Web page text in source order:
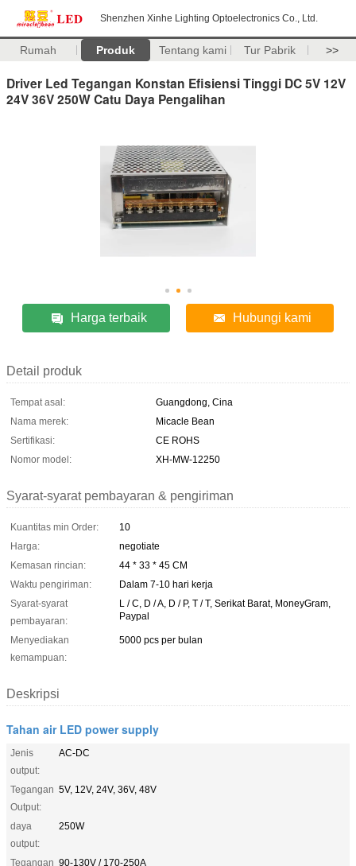
Shenzhen Xinhe Lighting Optoelectronics Co., Ltd.
Rumah Produk Tentang kami Tur Pabrik >>
Driver Led Tegangan Konstan Efisiensi Tinggi DC 5V 12V
24V 36V 250W Catu Daya Pengalihan
Harga terbaik Hubungi kami
Detail produk
Tempat asal:
Guangdong, Cina
Nama merek:
Micacle Bean
Sertifikasi:
CE ROHS
Nomor model:
XH-MW-12250
Syarat-syarat pembayaran & pengiriman
Kuantitas min Order:
10
Harga:
negotiate
Kemasan rincian:
44 * 33 * 45 CM
Waktu pengiriman:
Dalam 7-10 hari kerja
Syarat-syarat
pembayaran:
L / C, D / A, D / P, T / T, Serikat Barat, MoneyGram,
Paypal
Menyediakan
kemampuan:
5000 pcs per bulan
Deskripsi
Tahan air LED power supply
Jenis
output:
AC-DC
Tegangan
Output:
5V, 12V, 24V, 36V, 48V
daya
output:
250W
Tegangan 90-130V / 170-250A